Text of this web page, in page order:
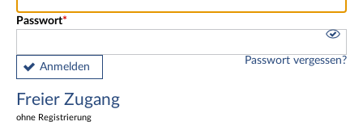
Passwort
Anmelden
Passwort vergessen?
Freier Zugang
ohne Registrierung